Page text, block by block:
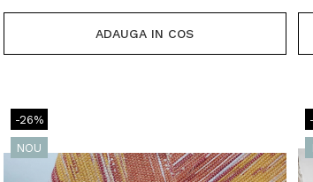
ADAUGA IN COS
-26%
NOU